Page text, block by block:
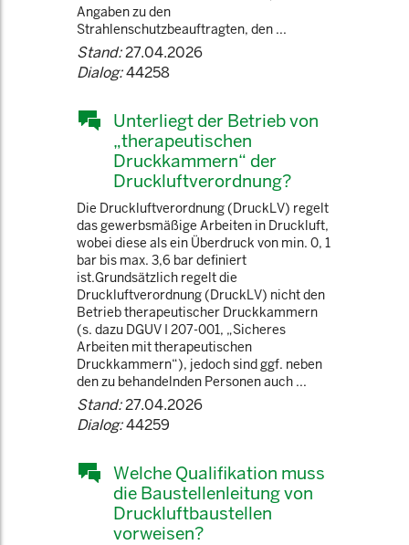
Angaben zu den
Strahlenschutzbeauftragten, den ...
Stand:27.04.2026
Dialog:44258
Unterliegt der Betrieb von
„therapeutischen
Druckkammern“ der
Druckluftverordnung?
Die Druckluftverordnung (DruckLV) regelt
das gewerbsmäßige Arbeiten in Druckluft,
wobei diese als ein Überdruck von min. 0, 1
bar bis max. 3,6 bar definiert
ist.Grundsätzlich regelt die
Druckluftverordnung (DruckLV) nicht den
Betrieb therapeutischer Druckkammern
(s. dazu DGUV I 207-001, „Sicheres
Arbeiten mit therapeutischen
Druckkammern“), jedoch sind ggf. neben
den zu behandelnden Personen auch ...
Stand:27.04.2026
Dialog:44259
Welche Qualifikation muss
die Baustellenleitung von
Druckluftbaustellen
vorweisen?